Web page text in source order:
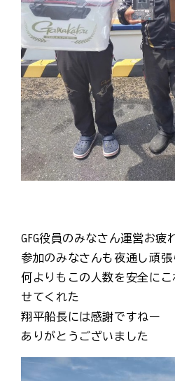
GFG役員のみなさん運営お疲
参加のみなさんも夜通し頑
何よりもこの人数を安全に
せてくれた
翔平船長には感謝ですねー
ありがとうございました